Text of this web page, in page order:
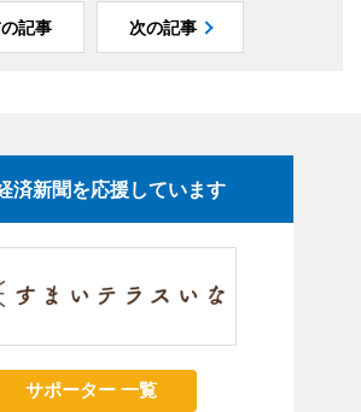
記事 次の記事
済新聞を応援しています
サポーター 一覧